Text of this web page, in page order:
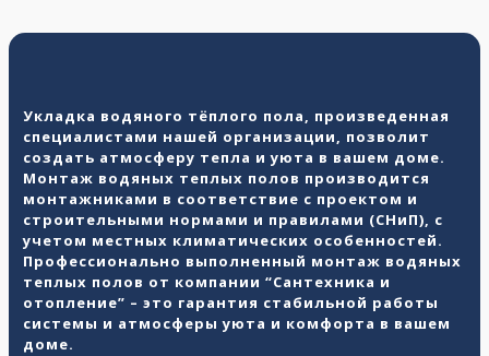
Укладка водяного тёплого пола, произведенная
специалистами нашей организации, позволит
создать атмосферу тепла и уюта в вашем доме.
Монтаж водяных теплых полов производится
монтажниками в соответствие с проектом и
строительными нормами и правилами (СНиП), с
учетом местных климатических особенностей.
Профессионально выполненный монтаж водяных
теплых полов от компании “Сантехника и
отопление” – это гарантия стабильной работы
системы и атмосферы уюта и комфорта в вашем
доме.